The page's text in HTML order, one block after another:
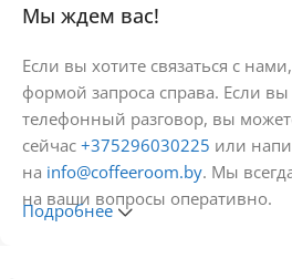
Мы ждем вас!
Если вы хотите связаться с
формой запроса справа. Если
телефонный разговор, вы
сейчас +375296030225 или
на info@coffeeroom.by. Мы
на ваши вопросы оперативно.
Подробнее